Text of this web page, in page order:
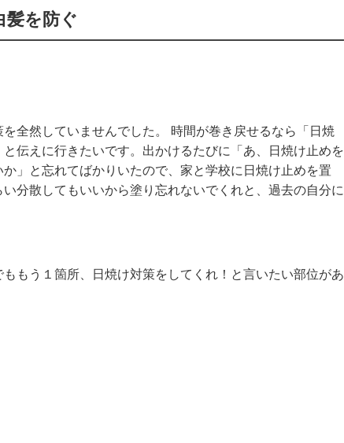
髪を防ぐ
全然していませんでした。 時間が巻き戻せるなら「日焼
伝えに行きたいです。出かけるたびに「あ、日焼け止めを
」と忘れてばかりいたので、家と学校に日焼け止めを置
分散してもいいから塗り忘れないでくれと、過去の自分に
もう１箇所、日焼け対策をしてくれ！と言いたい部位があ